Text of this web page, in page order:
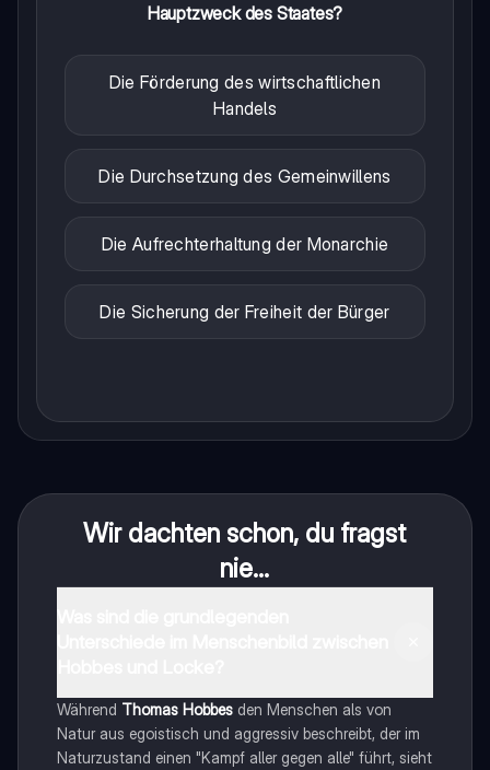
Hauptzweck des Staates?
Die Förderung des wirtschaftlichen
Handels
Die Durchsetzung des Gemeinwillens
Die Aufrechterhaltung der Monarchie
Die Sicherung der Freiheit der Bürger
Wir dachten schon, du fragst
nie...
Während Thomas Hobbesden Menschen als von
Natur aus egoistisch und aggressiv beschreibt, der im
Naturzustand einen "Kampf aller gegen alle" führt, sieht